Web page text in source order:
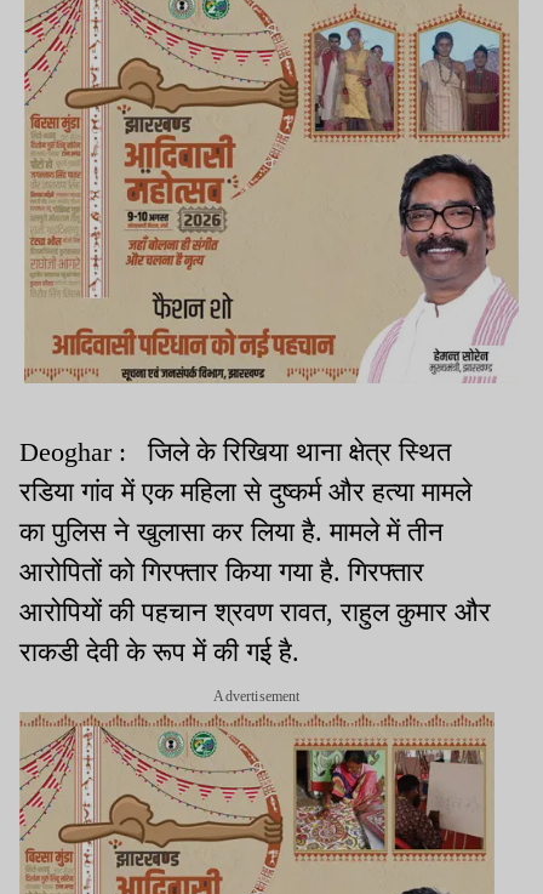
Deoghar : जिले के रिखिया थाना क्षेत्र स्थित
रडिया गांव में एक महिला से दुष्कर्म और हत्या मामले
का पुलिस ने खुलासा कर लिया है. मामले में तीन
आरोपितों को गिरफ्तार किया गया है. गिरफ्तार
आरोपियों की पहचान श्रवण रावत, राहुल कुमार और
राकडी देवी के रूप में की गई है.
Advertisement